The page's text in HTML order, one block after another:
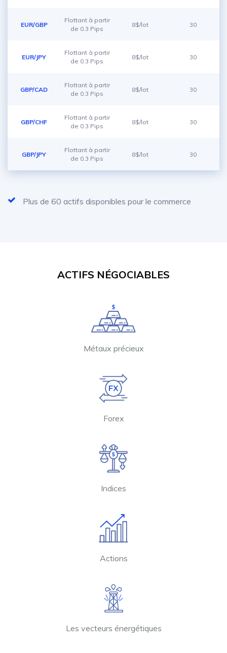
EUR/GBP
Flottant à partir
de 0.3 Pips
8$/lot 30
EUR/JPY
Flottant à partir
de 0.3 Pips
8$/lot 30
GBP/CAD
Flottant à partir
de 0.3 Pips
8$/lot 30
GBP/CHF
Flottant à partir
de 0.3 Pips
8$/lot 30
GBP/JPY
Flottant à partir
de 0.3 Pips
8$/lot 30
Plus de 60 actifs disponibles pour le commerce
ACTIFS NÉGOCIABLES
Métaux précieux
Forex
Indices
Actions
Les vecteurs énergétiques